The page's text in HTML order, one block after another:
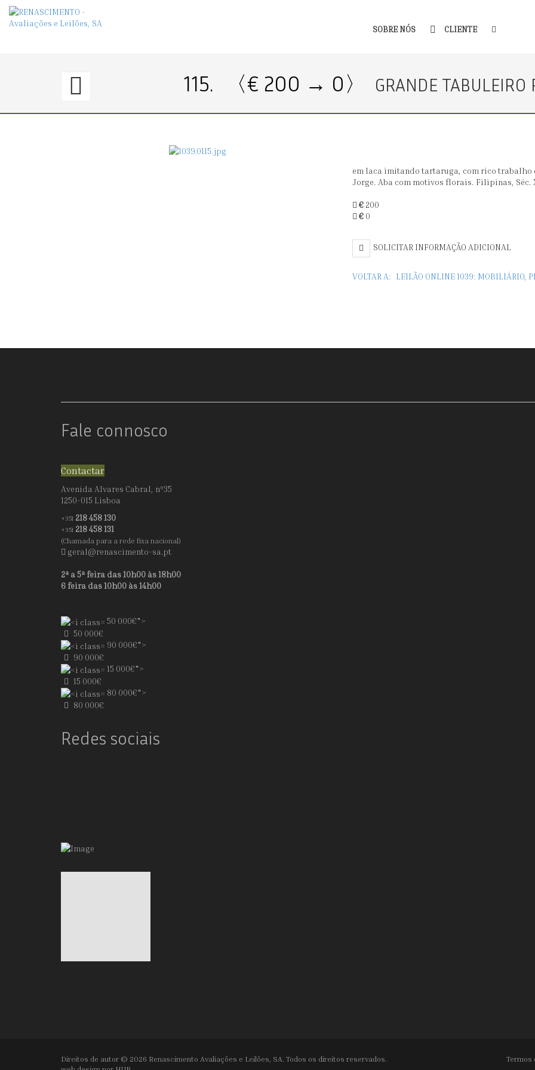
SOBRE NÓS CLIENTE
115. 〈€ 200 → 0〉 GRANDE TABULEIRO
〈€
em laca imitando tartaruga, com rico trabalho
Jorge. Aba com motivos florais. Filipinas, Séc.
€ 200
€0
SOLICITAR INFORMAÇÃO ADICIONAL
VOLTAR A: LEILÃO ONLINE 1039: MOBILIÁRIO,
Fale connosco
Contactar
Avenida Alvares Cabral, nº35
1250-015 Lisboa
+351 218 458 130
+351 218 458 131
(Chamada para a rede fixa nacional)
geral@renascimento-sa.pt
2ª a 5ª feira das 10h00 às 18h00
6 feira das 10h00 às 14h00
50 000€">
50 000€
90 000€">
90 000€
15 000€">
15 000€
80 000€">
80 000€
Redes sociais
Direitos de autor © 2026 Renascimento Avaliações e Leilões, SA. Todos os direitos reservados.
Termos